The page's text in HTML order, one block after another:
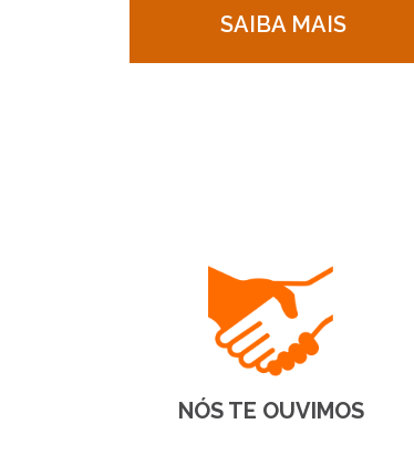
SAIBA MAIS
NÓS TE OUVIMOS